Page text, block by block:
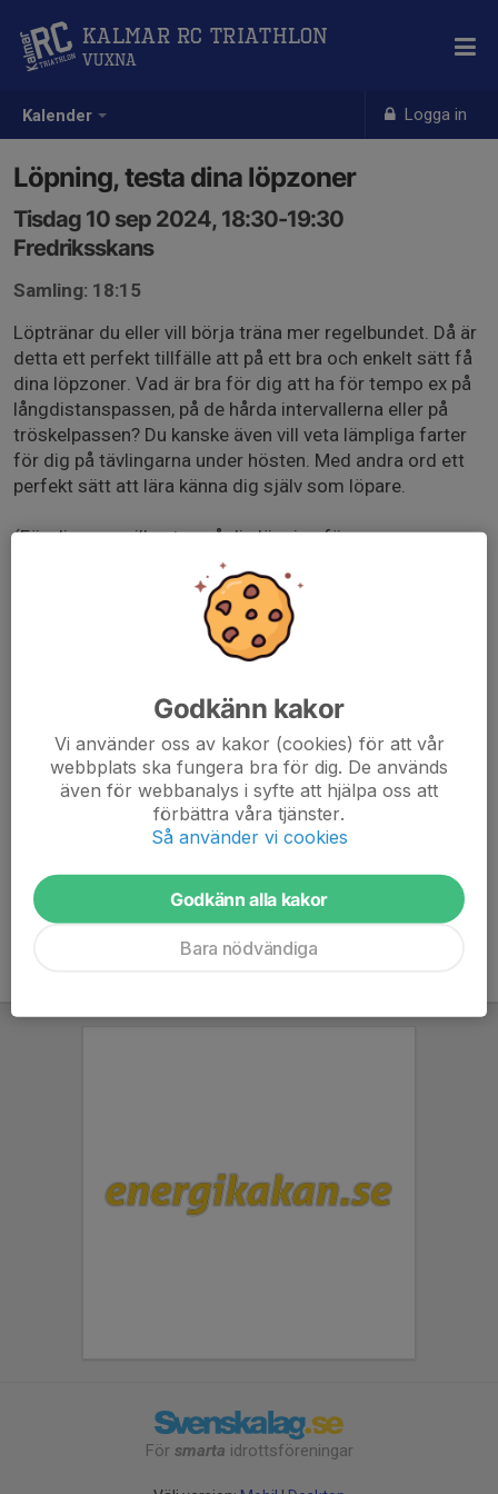
Kalender Logga in
Kalmar RC Triathlon
Vuxna
Löpning, testa dina löpzoner
Tisdag 10 sep 2024, 18:30-19:30
Fredriksskans
Samling: 18:15
Löptränar du eller vill börja träna mer regelbundet. Då är
detta ett perfekt tillfälle att på ett bra och enkelt sätt få
dina löpzoner. Vad är bra för dig att ha för tempo ex på
långdistanspassen, på de hårda intervallerna eller på
tröskelpassen? Du kanske även vill veta lämpliga farter
för dig på tävlingarna under hösten. Med andra ord ett
perfekt sätt att lära känna dig själv som löpare.
(För dig som vill satsa på din löpning för mer
tävlingsändamål kommer vi kunna hålla mer avancerade
test, men du måste börja med detta så vi har en grund
Testet tar ca 1 timme med genomgång och pauser. Den
Vi kommer vara på löparbanan på Fredriksskans och alla
löpare är välkomna, snabb som långsam, eftersom vi
springer varv så hör alla när jag blåser i visselpipan.
För smarta idrottsföreningar
Godkänn kakor
Vi använder oss av kakor (cookies) för att vår
webbplats ska fungera bra för dig. De används
även för webbanalys i syfte att hjälpa oss att
förbättra våra tjänster.
Så använder vi cookies
Godkänn alla kakor
Bara nödvändiga